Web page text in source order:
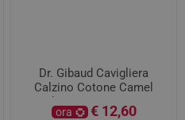
Dr. Gibaud Cavigliera
Calzino Cotone Camel
Taglia 4 Da 25 A 27 CM
ora € 12,60